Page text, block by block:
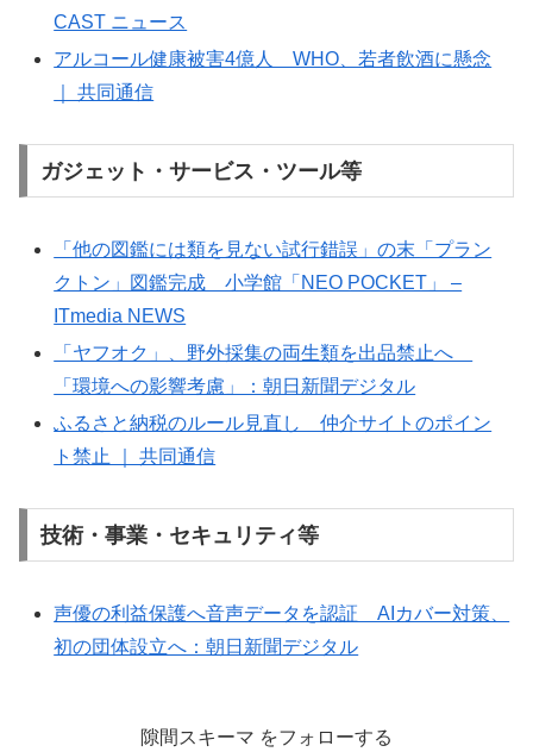
CAST ニュース
アルコール健康被害4億人 WHO、若者飲酒に懸念
｜ 共同通信
ガジェット・サービス・ツール等
「他の図鑑には類を見ない試行錯誤」の末「プラン
クトン」図鑑完成 小学館「NEO POCKET」 –
ITmedia NEWS
「ヤフオク」、野外採集の両生類を出品禁止へ
「環境への影響考慮」：朝日新聞デジタル
ふるさと納税のルール見直し 仲介サイトのポイン
ト禁止 ｜ 共同通信
技術・事業・セキュリティ等
声優の利益保護へ音声データを認証 AIカバー対策、
初の団体設立へ：朝日新聞デジタル
隙間スキーマ をフォローする